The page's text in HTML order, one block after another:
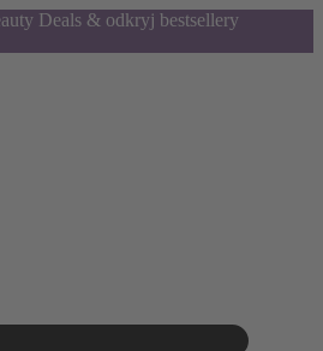
Deals & odkryj bestsellery